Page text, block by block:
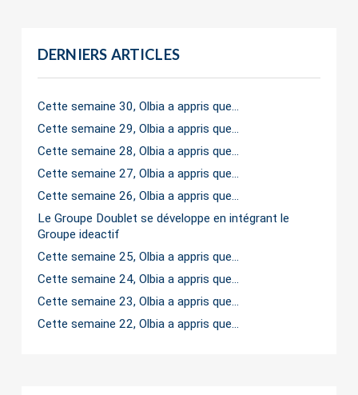
DERNIERS ARTICLES
Cette semaine 30, Olbia a appris que…
Cette semaine 29, Olbia a appris que…
Cette semaine 28, Olbia a appris que…
Cette semaine 27, Olbia a appris que…
Cette semaine 26, Olbia a appris que…
Le Groupe Doublet se développe en intégrant le
Groupe ideactif
Cette semaine 25, Olbia a appris que…
Cette semaine 24, Olbia a appris que…
Cette semaine 23, Olbia a appris que…
Cette semaine 22, Olbia a appris que…